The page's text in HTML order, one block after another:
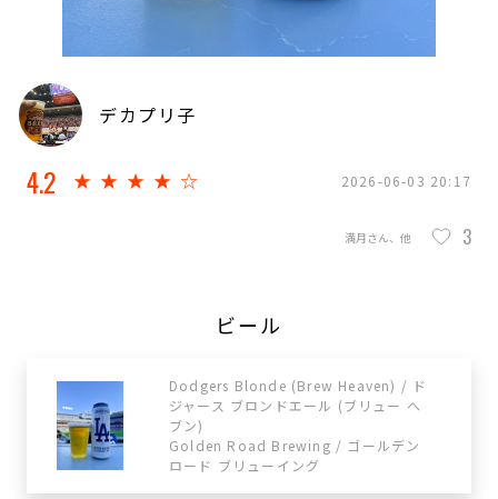
デカプリ子
4.2 ★★★★☆ 2026-06-03 20:17
3
満月さん、他
ビール
Dodgers Blonde (Brew Heaven) / ド
ジャース ブロンドエール (ブリュー ヘ
ブン)
Golden Road Brewing / ゴールデン
ロード ブリューイング